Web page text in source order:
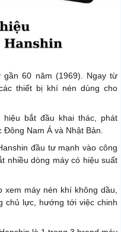
gần 60 năm (1969). Ngay từ
thiết bị khí nén dùng cho
hiệu bắt đầu khai thác, phát
Nam Á và Nhật Bản.
đầu tư mạnh vào công
nhiều dòng máy có hiệu suất
máy nén khí không dầu,
chủ lực, hướng tới việc chinh